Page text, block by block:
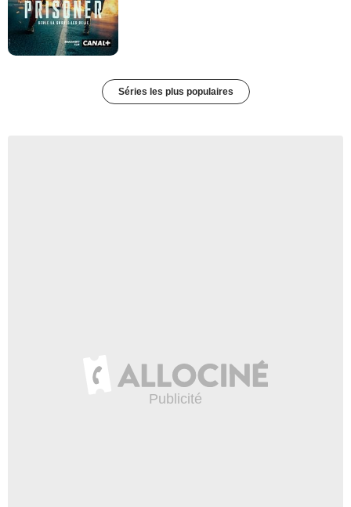
Séries les plus populaires